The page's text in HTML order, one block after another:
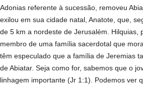
Adonias referente à sucessão, removeu
exilou em sua cidade natal, Anatote, que,
de 5 km a nordeste de Jerusalém. Hilquias,
membro de uma família sacerdotal que
têm especulado que a família de Jeremias
de Abiatar. Seja como for, sabemos que o
linhagem importante (Jr 1:1). Podemos ver